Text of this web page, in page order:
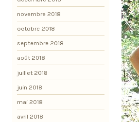
novembre 2018
octobre 2018
septembre 2018
août 2018
juillet 2018
juin 2018
mai 2018
avril 2018